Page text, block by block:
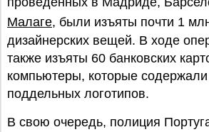
Малаге, были изъяты почти 1
дизайнерских вещей. В ходе
также изъяты 60 банковских
компьютеры, которые
поддельных логотипов.
В свою очередь, полиция